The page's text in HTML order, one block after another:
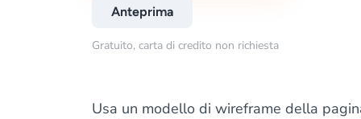
Anteprima
Gratuito, carta di credito non richiesta
Usa un modello di wireframe della